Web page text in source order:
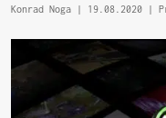
Konrad Noga | 19.08.2020 |